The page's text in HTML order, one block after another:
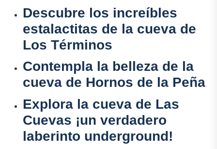
Descubre los increíbles
estalactitas de la cueva de
Los Términos
Contempla la belleza de la
cueva de Hornos de la Peña
Explora la cueva de Las
Cuevas ¡un verdadero
laberinto underground!